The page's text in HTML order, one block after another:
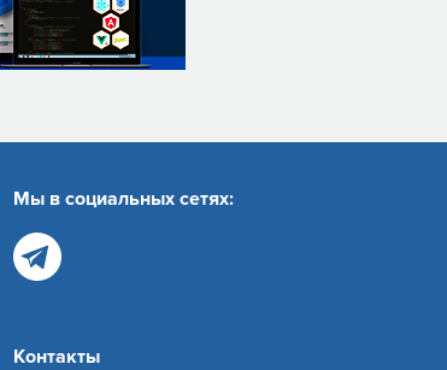
Мы в социальных сетях:
Контакты